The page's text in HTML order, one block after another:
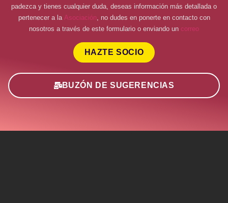
padezca y tienes cualquier duda, deseas información más detallada o
pertenecer a la Asociación, no dudes en ponerte en contacto con
nosotros a través de este formulario o enviando un correo
HAZTE SOCIO
BUZÓN DE SUGERENCIAS